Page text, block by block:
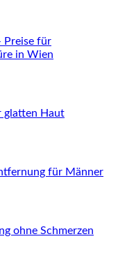
Preise für
in Wien
glatten Haut
für Männer
ohne Schmerzen